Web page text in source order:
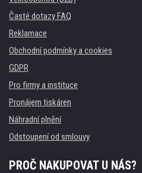
Časté dotazy FAQ
Reklamace
Obchodní podmínky a cookies
GDPR
Pro firmy a instituce
Pronájem tiskáren
Náhradní plnění
Odstoupení od smlouvy
PROČ NAKUPOVAT U NÁS?